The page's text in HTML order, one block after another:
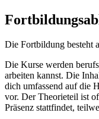
Die Fortbildung besteht
Die Kurse werden
arbeiten kannst. Die
dich umfassend auf die
vor. Der Theorieteil ist
Präsenz stattfindet,